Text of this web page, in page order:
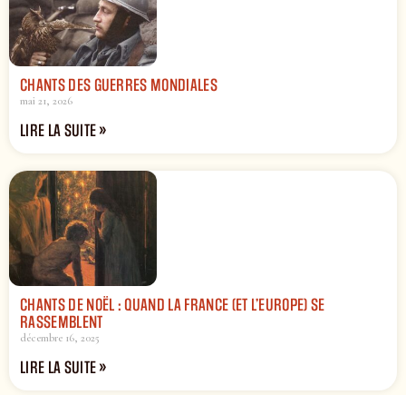
CHANTS DES GUERRES MONDIALES
mai 21, 2026
LIRE LA SUITE »
CHANTS DE NOËL : QUAND LA FRANCE (ET L’EUROPE) SE
RASSEMBLENT
décembre 16, 2025
LIRE LA SUITE »